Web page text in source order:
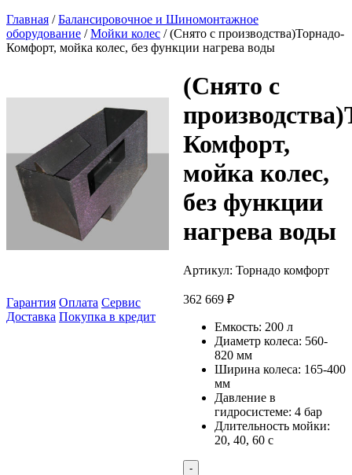
Главная /Балансировочное и Шиномонтажное
оборудование /Мойки колес / (Снято с производства)Торнадо-
Комфорт, мойка колес, без функции нагрева воды
Гарантия Оплата Сервис
Доставка Покупка в кредит
(Снято с
Комфорт,
мойка колес,
без функции
нагрева воды
Артикул: Торнадо комфорт
362 669 ₽
Емкость: 200 л
Диаметр колеса: 560-
820 мм
Ширина колеса: 165-400
мм
Давление в
гидросистеме: 4 бар
Длительность мойки:
20, 40, 60 с